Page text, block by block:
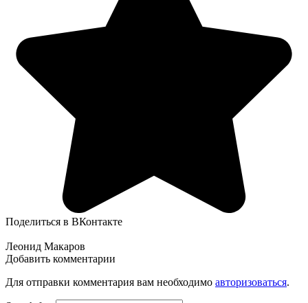
Поделиться в ВКонтакте
Леонид Макаров
Добавить комментарии
Для отправки комментария вам необходимо авторизоваться.